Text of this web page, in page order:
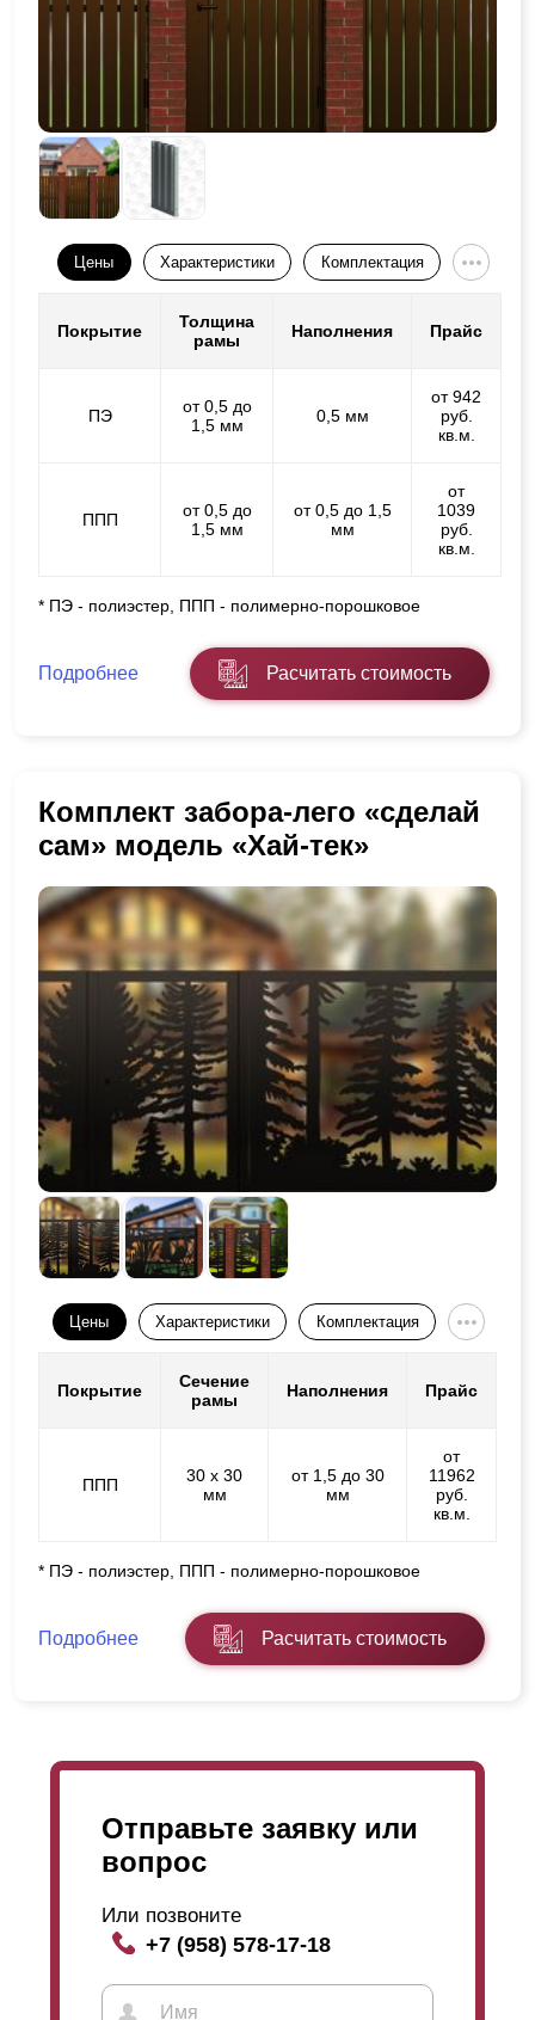
Цены Характеристики Комплектация
Покрытие
Толщина
рамы
Наполнения Прайс
ПЭ
от 0,5 до
1,5 мм
0,5 мм
от 942
руб.
кв.м.
ППП
от 0,5 до
1,5 мм
от 0,5 до 1,5
мм
от
1039
руб.
кв.м.
* ПЭ - полиэстер, ППП - полимерно-порошковое
Подробнее Расчитать стоимость
Комплект забора-лего «сделай
сам» модель «Хай-тек»
Цены Характеристики Комплектация
Покрытие
Сечение
рамы
Наполнения Прайс
ППП
30 х 30
мм
от 1,5 до 30
мм
от
11962
руб.
кв.м.
* ПЭ - полиэстер, ППП - полимерно-порошковое
Подробнее Расчитать стоимость
Отправьте заявку или
вопрос
Или позвоните
+7 (958) 578-17-18